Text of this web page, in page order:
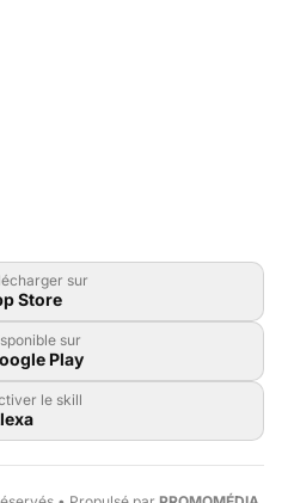
sur
Store
sur
Play
le skill